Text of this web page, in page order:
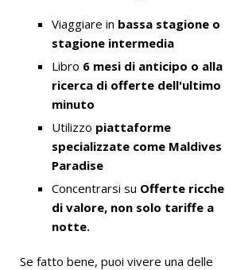
Viaggiare in bassa stagione o
stagione intermedia
Libro 6 mesi di anticipo o alla
ricerca di offerte dell'ultimo
minuto
Utilizzo piattaforme
specializzate come Maldives
Paradise
Concentrarsi su Offerte ricche
di valore, non solo tariffe a
notte.
Se fatto bene, puoi vivere una delle